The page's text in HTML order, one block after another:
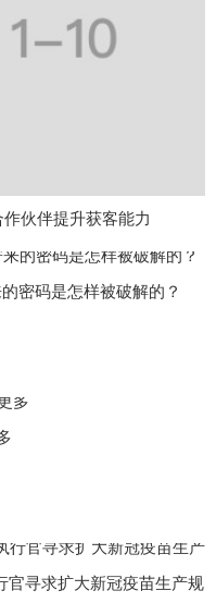
伙伴提升获客能力
密码是怎样被破解的？
官寻求扩大新冠疫苗生产规